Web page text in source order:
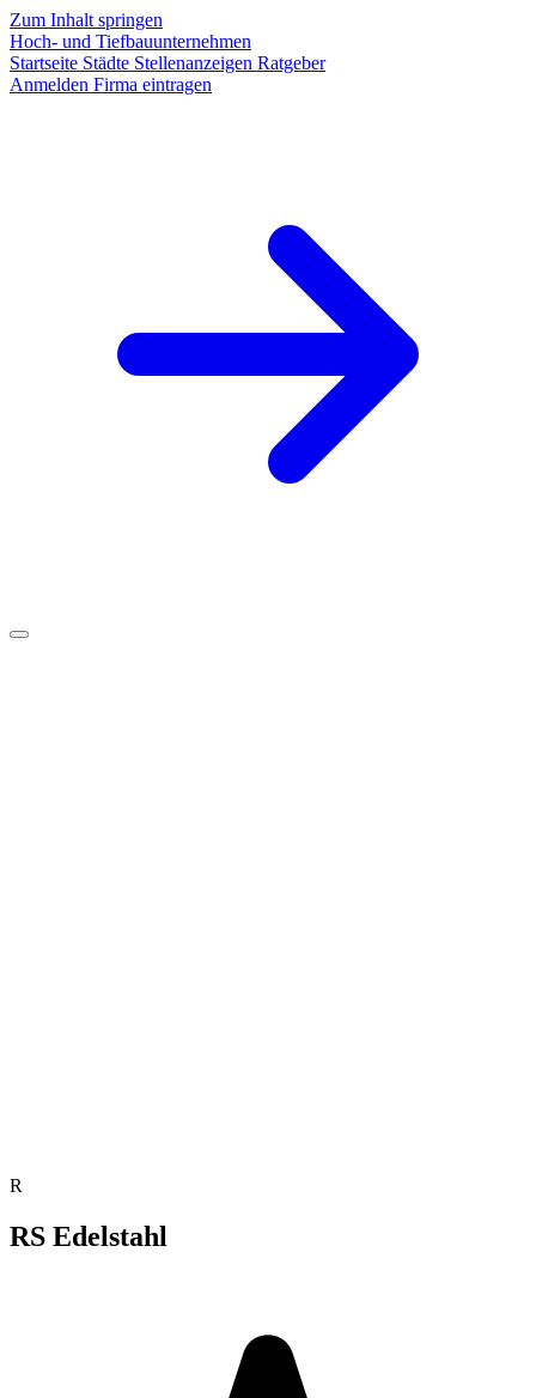
Zum Inhalt springen
Hoch- und Tiefbauunternehmen
Startseite Städte Stellenanzeigen Ratgeber
Anmelden Firma eintragen
R
RS Edelstahl